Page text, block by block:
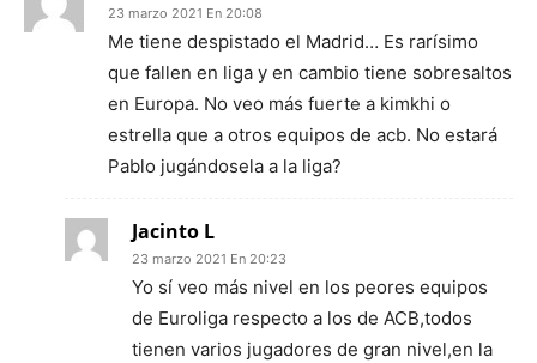
23 marzo 2021 En 20:08
Me tiene despistado el Madrid… Es rarísimo
que fallen en liga y en cambio tiene sobresaltos
en Europa. No veo más fuerte a kimkhi o
estrella que a otros equipos de acb. No estará
Pablo jugándosela a la liga?
Jacinto L
23 marzo 2021 En 20:23
Yo sí veo más nivel en los peores equipos
de Euroliga respecto a los de ACB,todos
tienen varios jugadores de gran nivel,en la